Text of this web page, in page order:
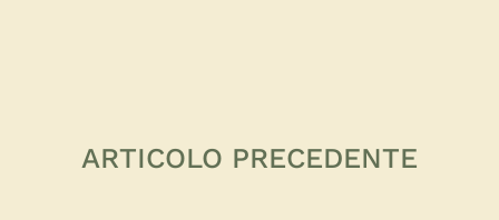
ARTICOLO PRECEDENTE